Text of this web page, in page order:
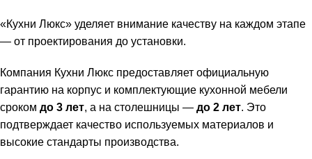
«Кухни Люкс» уделяет внимание качеству на каждом этапе
— от проектирования до установки.
Компания Кухни Люкс предоставляет официальную
гарантию на корпус и комплектующие кухонной мебели
сроком до 3 лет, а на столешницы — до 2 лет. Это
подтверждает качество используемых материалов и
высокие стандарты производства.